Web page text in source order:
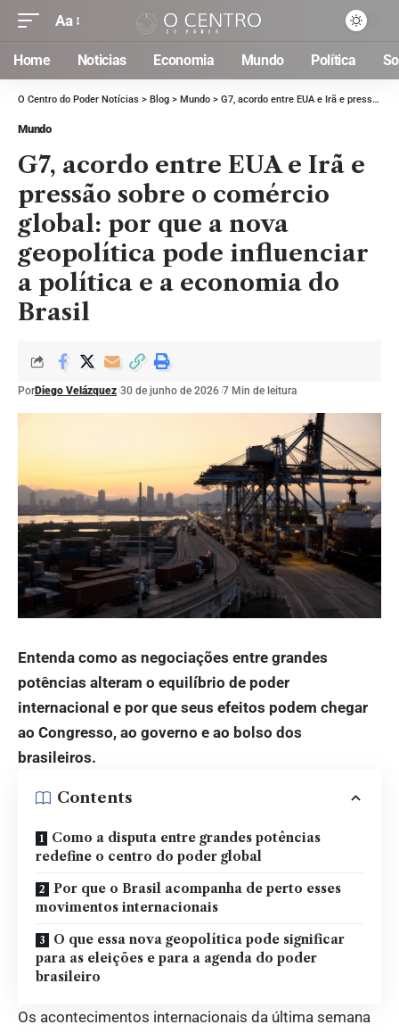
Aa
Home Noticias Economia Mundo Política
O Centro do Poder Notícias > Blog > Mundo > G7, acordo entre EUA e Irã e pressão sobre o comércio global: por que a nova geopolítica pode influenciar a política e a economia do Brasil
Mundo
G7, acordo entre EUA e Irã e
pressão sobre o comércio
global: por que a nova
geopolítica pode influenciar
a política e a economia do
Brasil
PorDiego Velázquez 30 de junho de 2026 7 Min de leitura
Entenda como as negociações entre grandes
potências alteram o equilíbrio de poder
internacional e por que seus efeitos podem chegar
ao Congresso, ao governo e ao bolso dos
brasileiros.
Contents
Como a disputa entre grandes potências
redefine o centro do poder global
Por que o Brasil acompanha de perto esses
movimentos internacionais
O que essa nova geopolítica pode significar
para as eleições e para a agenda do poder
brasileiro
Os acontecimentos internacionais da última semana